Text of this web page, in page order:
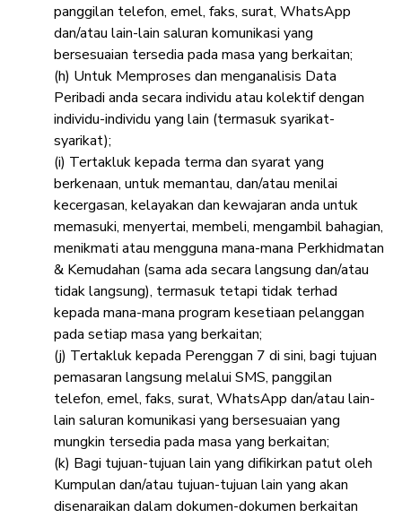
panggilan telefon, emel, faks, surat, WhatsApp
dan/atau lain-lain saluran komunikasi yang
bersesuaian tersedia pada masa yang berkaitan;
(h) Untuk Memproses dan menganalisis Data
Peribadi anda secara individu atau kolektif dengan
individu-individu yang lain (termasuk syarikat-
syarikat);
(i) Tertakluk kepada terma dan syarat yang
berkenaan, untuk memantau, dan/atau menilai
kecergasan, kelayakan dan kewajaran anda untuk
memasuki, menyertai, membeli, mengambil bahagian,
menikmati atau mengguna mana-mana Perkhidmatan
& Kemudahan (sama ada secara langsung dan/atau
tidak langsung), termasuk tetapi tidak terhad
kepada mana-mana program kesetiaan pelanggan
pada setiap masa yang berkaitan;
(j) Tertakluk kepada Perenggan 7 di sini, bagi tujuan
pemasaran langsung melalui SMS, panggilan
telefon, emel, faks, surat, WhatsApp dan/atau lain-
lain saluran komunikasi yang bersesuaian yang
mungkin tersedia pada masa yang berkaitan;
(k) Bagi tujuan-tujuan lain yang difikirkan patut oleh
Kumpulan dan/atau tujuan-tujuan lain yang akan
disenaraikan dalam dokumen-dokumen berkaitan